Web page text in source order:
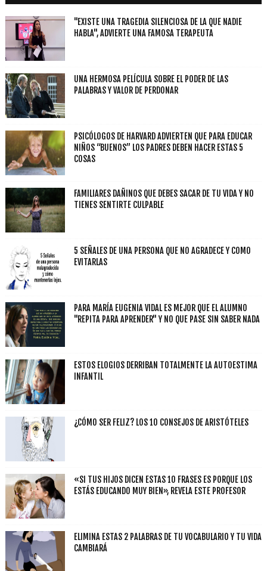
"EXISTE UNA TRAGEDIA SILENCIOSA DE LA QUE NADIE
HABLA", ADVIERTE UNA FAMOSA TERAPEUTA
UNA HERMOSA PELÍCULA SOBRE EL PODER DE LAS
PALABRAS Y VALOR DE PERDONAR
PSICÓLOGOS DE HARVARD ADVIERTEN QUE PARA EDUCAR
NIÑOS “BUENOS” LOS PADRES DEBEN HACER ESTAS 5
COSAS
FAMILIARES DAÑINOS QUE DEBES SACAR DE TU VIDA Y NO
TIENES SENTIRTE CULPABLE
5 SEÑALES DE UNA PERSONA QUE NO AGRADECE Y COMO
EVITARLAS
PARA MARÍA EUGENIA VIDAL ES MEJOR QUE EL ALUMNO
"REPITA PARA APRENDER" Y NO QUE PASE SIN SABER NADA
ESTOS ELOGIOS DERRIBAN TOTALMENTE LA AUTOESTIMA
INFANTIL
¿CÓMO SER FELIZ? LOS 10 CONSEJOS DE ARISTÓTELES
«SI TUS HIJOS DICEN ESTAS 10 FRASES ES PORQUE LOS
ESTÁS EDUCANDO MUY BIEN», REVELA ESTE PROFESOR
ELIMINA ESTAS 2 PALABRAS DE TU VOCABULARIO Y TU VIDA
CAMBIARÁ